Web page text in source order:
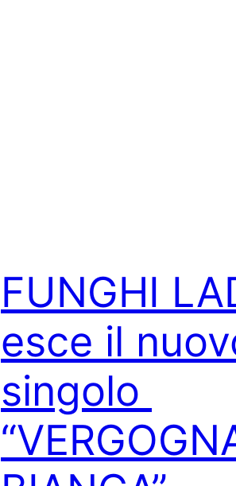
FUNGHI
esce il
singolo